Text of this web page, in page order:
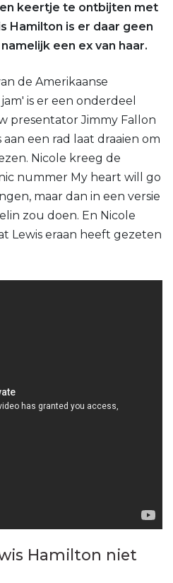
keertje te ontbijten met
Hamilton is er daar geen
een ex van haar.
de Amerikaanse
is er een onderdeel
presentator Jimmy Fallon
een rad laat draaien om
Nicole kreeg de
nummer My heart will go
maar dan in een versie
zou doen. En Nicole
Lewis eraan heeft gezeten
Hamilton niet